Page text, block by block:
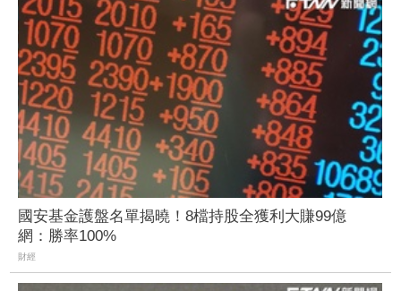
國安基金護盤名單揭曉！8檔持股全獲利大賺99億
網：勝率100%
財經